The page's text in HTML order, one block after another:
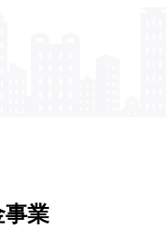
事業​